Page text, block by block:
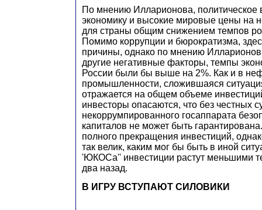
По мнению Илларионова, политическое
экономику и высокие мировые цены на
для страны общим снижением темпов
Помимо коррупции и бюрократизма,
причины, однако по мнению
другие негативные факторы, темпы
России были бы выше на 2%. Как и в
промышленности, сложившаяся
отражается на общем объеме
инвесторы опасаются, что без честных
некоррумпированного госаппарата
капиталов не может быть
полного прекращения инвестиций,
так велик, каким мог бы быть в иной
'ЮКОСа'' инвестиции растут меньшими
два назад.
В ИГРУ ВСТУПАЮТ СИЛОВИКИ